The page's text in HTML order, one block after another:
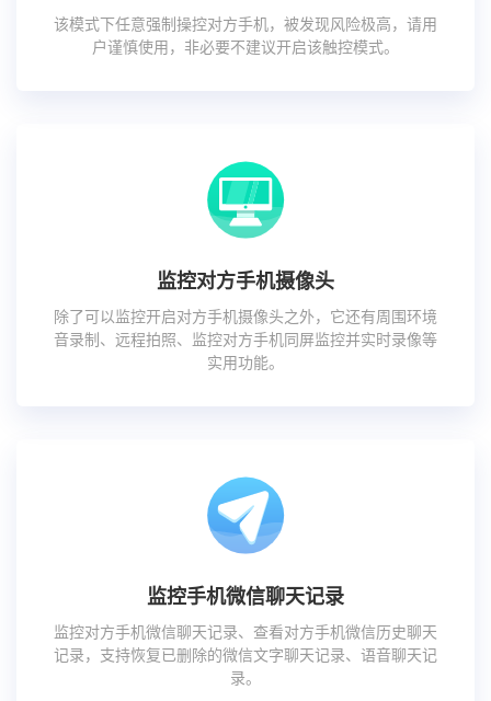
该模式下任意强制操控对方手机，被发现风险极高，请用
户谨慎使用，非必要不建议开启该触控模式。
监控对方手机摄像头
除了可以监控开启对方手机摄像头之外，它还有周围环境
音录制、远程拍照、监控对方手机同屏监控并实时录像等
实用功能。
监控手机微信聊天记录
监控对方手机微信聊天记录、查看对方手机微信历史聊天
记录，支持恢复已删除的微信文字聊天记录、语音聊天记
录。